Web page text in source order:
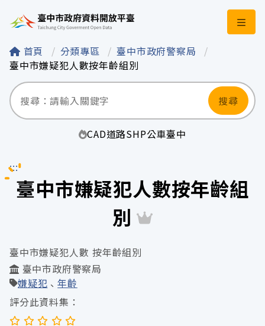
臺中市政府資料開
首頁 分類專區
臺中市政府警察局
臺中市嫌疑犯人數按年齡組別
搜尋
CAD道路SHP公車臺中
:::
臺中市嫌疑犯人數按年齡組
別
臺中市嫌疑犯人數 按年齡組別
臺中市政府警察局
嫌疑犯
年齡
評分此資料集：